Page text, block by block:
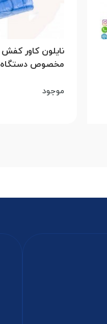
مخصوص دستگاه SK-D
موجود